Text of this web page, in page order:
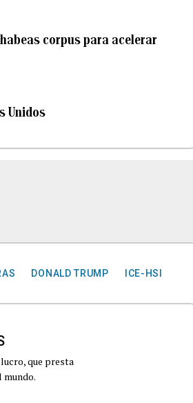
corpus para acelerar
Unidos
DONALD TRUMP
ICE-HSI
que presta
mundo.